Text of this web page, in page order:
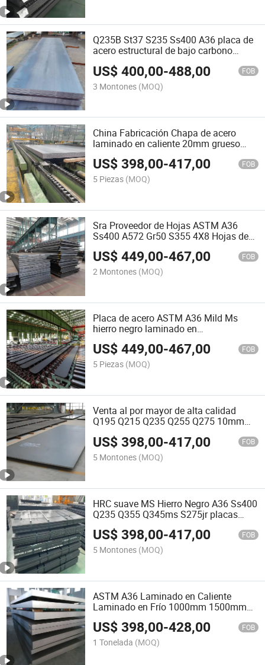
Q235B St37 S235 Ss400 A36 placa de
acero estructural de bajo carbono
US$400,00-488,00 FOB
3 Montones (MOQ)
China Fabricación Chapa de acero
laminado en caliente 20mm grueso
Q355b ASTM Placa de acero al
carbono suave
US$398,00-417,00 FOB
5 Piezas (MOQ)
Sra Proveedor de Hojas ASTM A36
Ss400 A572 Gr50 S355 4X8 Hojas de
Metal Placas de Acero al Carbono
Suave
US$449,00-467,00 FOB
2 Montones (MOQ)
Placa de acero ASTM A36 Mild Ms
hierro negro laminado en
caliente/acodado de acero de bajo
carbono precio de chapa de material de
construcción
US$449,00-467,00 FOB
5 Piezas (MOQ)
Venta al por mayor de alta calidad
Q195 Q215 Q235 Q255 Q275 10mm
US$398,00-417,00 FOB
5 Montones (MOQ)
HRC suave MS Hierro Negro A36 Ss400
Q235 Q355 Q345ms S275jr placas
Fabricante bobina de chapa de acero
laminado en caliente de baja emisión
de carbono Precio de la placa
US$398,00-417,00 FOB
5 Montones (MOQ)
ASTM A36 Laminado en Caliente
Laminado en Frío 1000mm 1500mm
Ancho Hoja de Acero Suave/ Acero al
Carbono Placa
US$398,00-428,00 FOB
1 Tonelada (MOQ)